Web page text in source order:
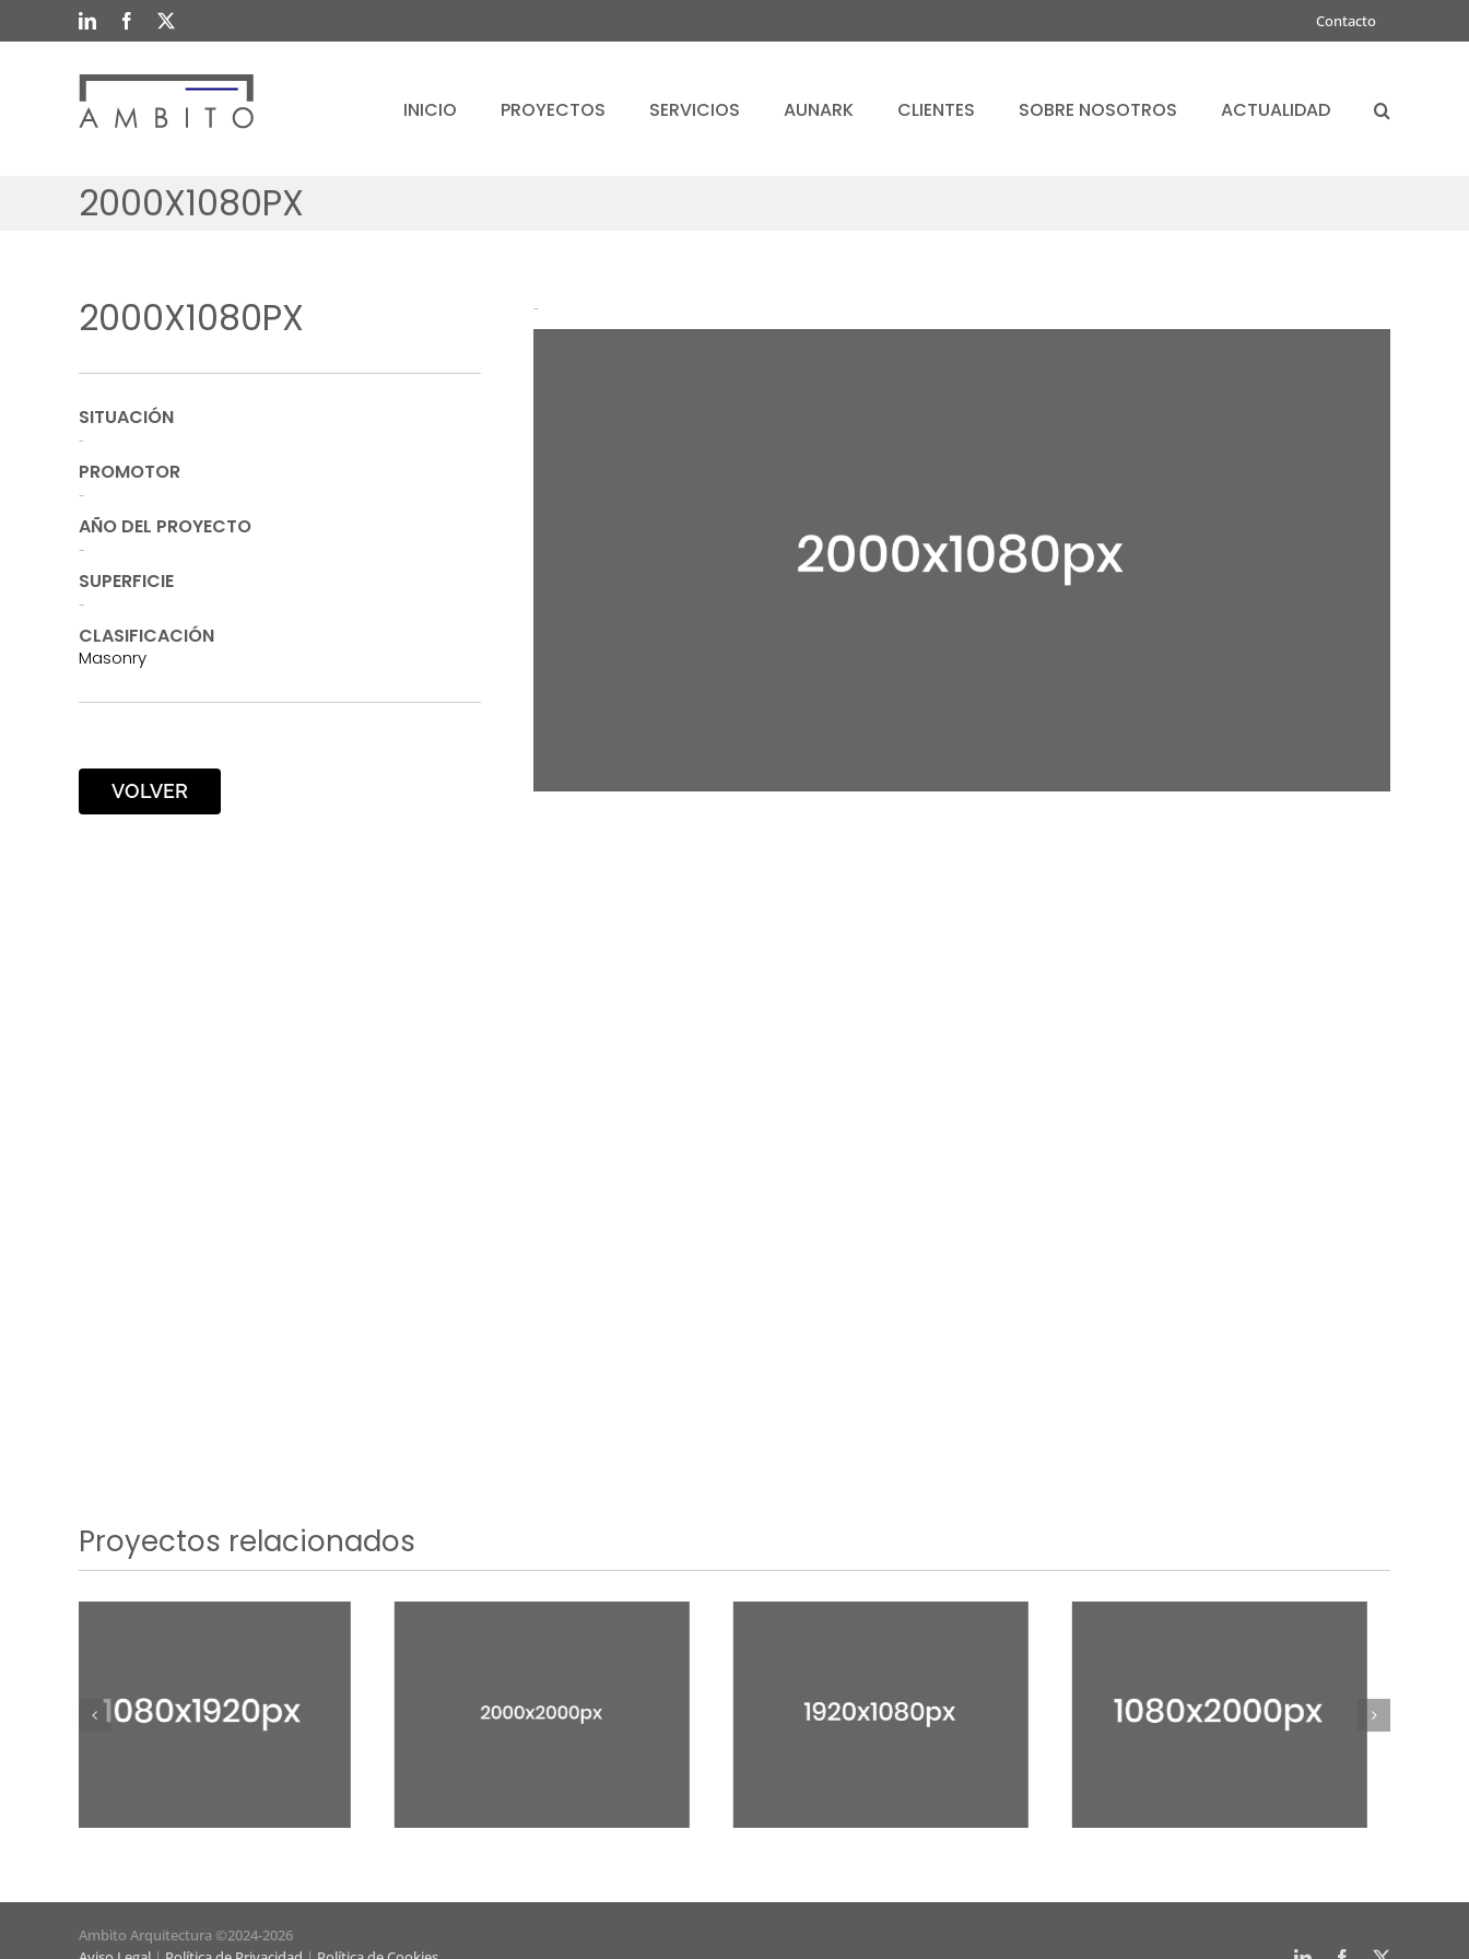
LinkedInFacebook Contacto
INICIO PROYECTOS SERVICIOS AUNARK CLIENTES SOBRE NOSOTROS ACTUALIDAD
2000X1080PX
2000X1080PX
SITUACIÓN
-
PROMOTOR
-
AÑO DEL PROYECTO
-
SUPERFICIE
-
CLASIFICACIÓN
Masonry
VOLVER
-
Proyectos relacionados
Ambito Arquitectura ©2024-2026